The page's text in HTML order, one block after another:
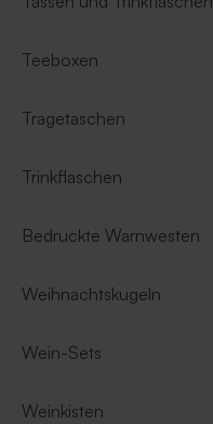
Teeboxen
Tragetaschen
Trinkflaschen
Bedruckte Warnwesten
Weihnachtskugeln
Wein-Sets
Weinkisten